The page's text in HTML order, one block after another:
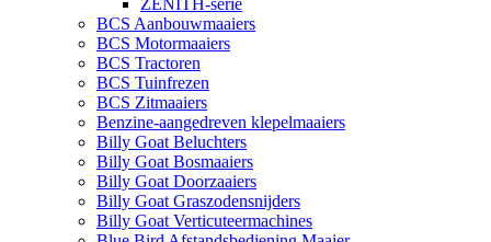
BCS Aanbouwmaaiers
BCS Motormaaiers
BCS Tractoren
BCS Tuinfrezen
BCS Zitmaaiers
Benzine-aangedreven klepelmaaiers
Billy Goat Beluchters
Billy Goat Bosmaaiers
Billy Goat Doorzaaiers
Billy Goat Graszodensnijders
Billy Goat Verticuteermachines